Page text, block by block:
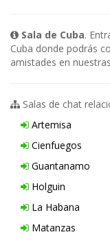
Sala de Cuba.
Cuba donde podrás
amistades en
Salas de chat
Artemisa
Cienfuegos
Guantanamo
Holguin
La Habana
Matanzas